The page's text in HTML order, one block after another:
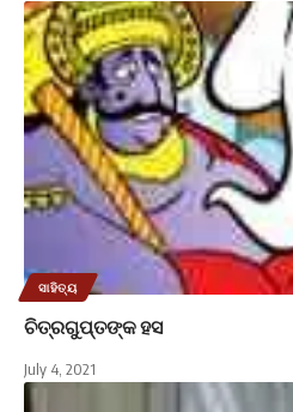
ସାହିତ୍ୟ
ଚିତ୍ରଗୁପ୍ତଙ୍କ ହସ
July 4, 2021